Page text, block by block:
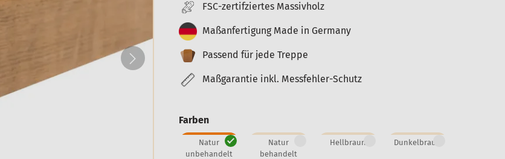
FSC-zertifziertes Massivholz
Maßanfertigung Made in Germany
Passend für jede Treppe
Maßgarantie inkl. Messfehler-Schutz
Farben
Natur
unbehandelt
Natur
behandelt
Hellbraun Dunkelbraun